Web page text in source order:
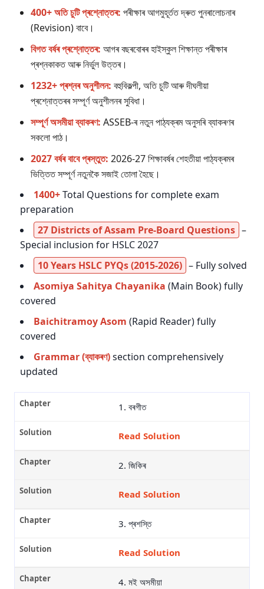
400+ অতি চুটি প্ৰশ্নোত্তৰ: পৰীক্ষাৰ আগমুহূৰ্তত দ্ৰুত পুনৰালোচনাৰ
(Revision) বাবে।
বিগত বৰ্ষৰ প্ৰশ্নোত্তৰ: আগৰ বছৰবোৰৰ হাইস্কুল শিক্ষান্ত পৰীক্ষাৰ
প্ৰশ্নকাকত আৰু নিৰ্ভুল উত্তৰ।
1232+ প্ৰশ্নৰ অনুশীলন: বহুবিকল্পী, অতি চুটি আৰু দীঘলীয়া
প্ৰশ্নোত্তৰৰ সম্পূৰ্ণ অনুশীলনৰ সুবিধা।
সম্পূৰ্ণ অসমীয়া ব্যাকৰণ: ASSEB-ৰ নতুন পাঠ্যক্ৰম অনুসৰি ব্যাকৰণৰ
সকলো পাঠ।
2027 বৰ্ষৰ বাবে প্ৰস্তুত: 2026-27 শিক্ষাবৰ্ষৰ শেহতীয়া পাঠ্যক্ৰমৰ
ভিত্তিত সম্পূৰ্ণ নতুনকৈ সজাই তোলা হৈছে।
1400+Total Questions for complete exam
preparation
27 Districts of Assam Pre-Board Questions –
Special inclusion for HSLC 2027
10 Years HSLC PYQs (2015-2026) – Fully solved
Asomiya Sahitya Chayanika (Main Book) fully
covered
Baichitramoy Asom (Rapid Reader) fully
covered
Grammar (ব্যাকৰণ)section comprehensively
updated
1. বৰগীত
Read Solution
2. জিকিৰ
Read Solution
3. প্ৰশস্তি
Read Solution
4. মই অসমীয়া